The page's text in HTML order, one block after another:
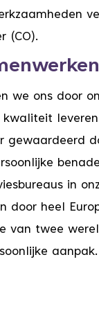
(CO).
we ons door
gewaardeerd
in
door heel
van twee
aanpak.